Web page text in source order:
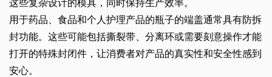
这些复杂设计的模具，同时保持生产效率。
用于药品、食品和个人护理产品的瓶子的端盖通常具有防拆
封功能。这些可能包括撕裂带、分离环或需要刻意操作才能
打开的特殊封闭件，让消费者对产品的真实性和安全性感到
安心。